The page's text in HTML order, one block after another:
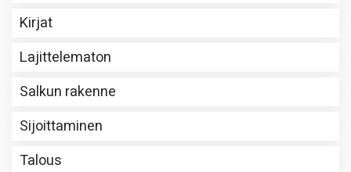
Kirjat
Lajittelematon
Salkun rakenne
Sijoittaminen
Talous